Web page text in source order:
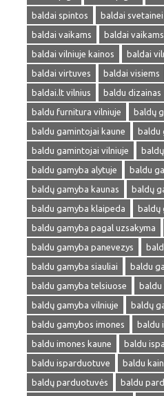
baldai spintos
baldai svetainei
baldai vaikams
baldai
baldai vilniuje kainos
baldai
baldai virtuves
baldai visiems
baldai.lt vilnius
baldu dizainas
baldu furnitura vilniuje
baldų
baldu gamintojai kaune
baldu
baldu gamintojai vilniuje
baldu gamyba alytuje
baldu
baldų gamyba kaunas
baldų
baldu gamyba klaipeda
baldų
baldu gamyba pagal uzsakyma
baldu gamyba panevezys
baldu gamyba siauliai
baldu
baldu gamyba telsiuose
baldų gamyba vilniuje
baldų
baldu gamybos imones
baldu
baldu imones kaune
baldu
baldu isparduotuve
baldu
baldų parduotuvės
baldu